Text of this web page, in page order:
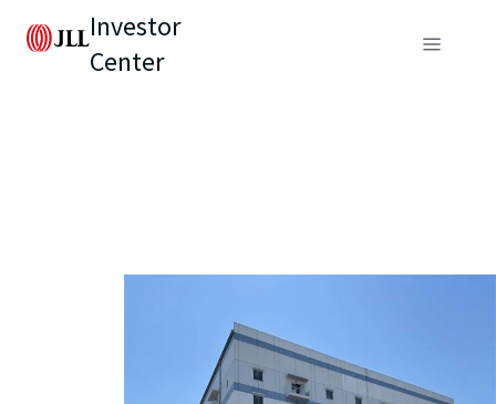
Investor
Center